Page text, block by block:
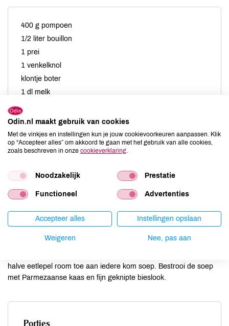
400 g pompoen
1/2 liter bouillon
1 prei
1 venkelknol
klontje boter
1 dl melk
bieslook
Verwijder pitten en eventueel harde stukken schil van de
pompoen en snijd het vruchtvlees in stukjes. Maak de venkel
schoon en snijd de venkel in grote stukken. Kook de groenten
gaar in de bouillon. Pureer de pompoen-venkelmassa . Maak de
prei schoon en snijd deze in dunne ringen. Smelt de boter in een
de pompoenmassa toe. Breng de soep aan de kook en laat haar
halve eetlepel room toe aan iedere kom soep. Bestrooi de soep
met Parmezaanse kaas en fijn geknipte bieslook.
Porties
Odin.nl maakt gebruik van cookies
Met de vinkjes en instellingen kun je jouw cookievoorkeuren aanpassen. Klik
op “Accepteer alles” om akkoord te gaan met het gebruik van alle cookies,
zoals beschreven in onze cookieverklaring
Noodzakelijk Prestatie
Functioneel Advertenties
Accepteer alles Instellingen opslaan
Weigeren Nee, pas aan